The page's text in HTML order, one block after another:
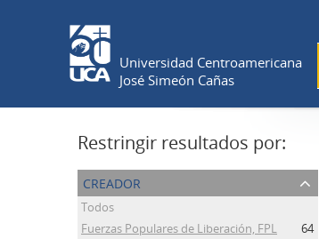
Universidad Centroamericana
José Simeón Cañas
Restringir resultados por:
creador
Todos
Fuerzas Populares de Liberación, FPL
64